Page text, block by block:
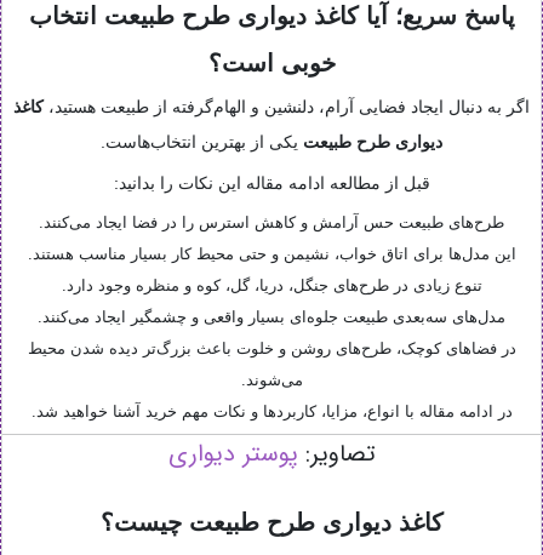
پاسخ سریع؛ آیا کاغذ دیواری طرح طبیعت انتخاب
خوبی است؟
اگر به دنبال ایجاد فضایی آرام، دلنشین و الهام‌گرفته از طبیعت هستید،کاغذ
دیواری طرح طبیعت یکی از بهترین انتخاب‌هاست.
قبل از مطالعه ادامه مقاله این نکات را بدانید:
طرح‌های طبیعت حس آرامش و کاهش استرس را در فضا ایجاد می‌کنند.
این مدل‌ها برای اتاق خواب، نشیمن و حتی محیط کار بسیار مناسب هستند.
تنوع زیادی در طرح‌های جنگل، دریا، گل، کوه و منظره وجود دارد.
مدل‌های سه‌بعدی طبیعت جلوه‌ای بسیار واقعی و چشمگیر ایجاد می‌کنند.
در فضاهای کوچک، طرح‌های روشن و خلوت باعث بزرگ‌تر دیده شدن محیط
می‌شوند.
در ادامه مقاله با انواع، مزایا، کاربردها و نکات مهم خرید آشنا خواهید شد.
تصاویر: پوستر دیواری
کاغذ دیواری طرح طبیعت چیست؟